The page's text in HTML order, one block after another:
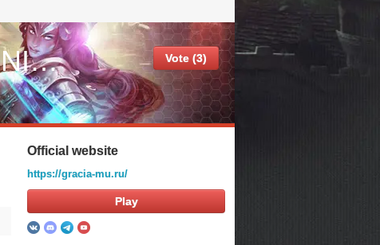
26/07/26 NEW Elyon x300 OPENING Legacy Vote (3)
Official website
https://gracia-mu.ru/
Play